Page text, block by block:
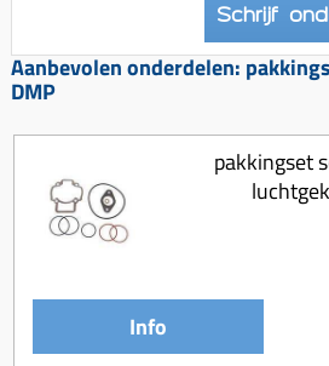
Zuigers
Tomos opvoeren (kits)
Koppeling compleet
Koppeling trekveer
Koeling (delen)
Schrijf
Aanbevolen onderdelen:
DMP
pakkingset
Info